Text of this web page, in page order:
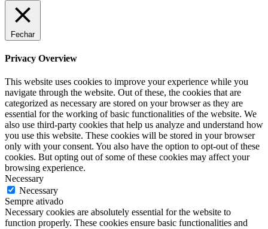
Fechar
Privacy Overview
This website uses cookies to improve your experience while you
navigate through the website. Out of these, the cookies that are
categorized as necessary are stored on your browser as they are
essential for the working of basic functionalities of the website. We
also use third-party cookies that help us analyze and understand how
you use this website. These cookies will be stored in your browser
only with your consent. You also have the option to opt-out of these
cookies. But opting out of some of these cookies may affect your
browsing experience.
Necessary
Necessary
Sempre ativado
Necessary cookies are absolutely essential for the website to
function properly. These cookies ensure basic functionalities and